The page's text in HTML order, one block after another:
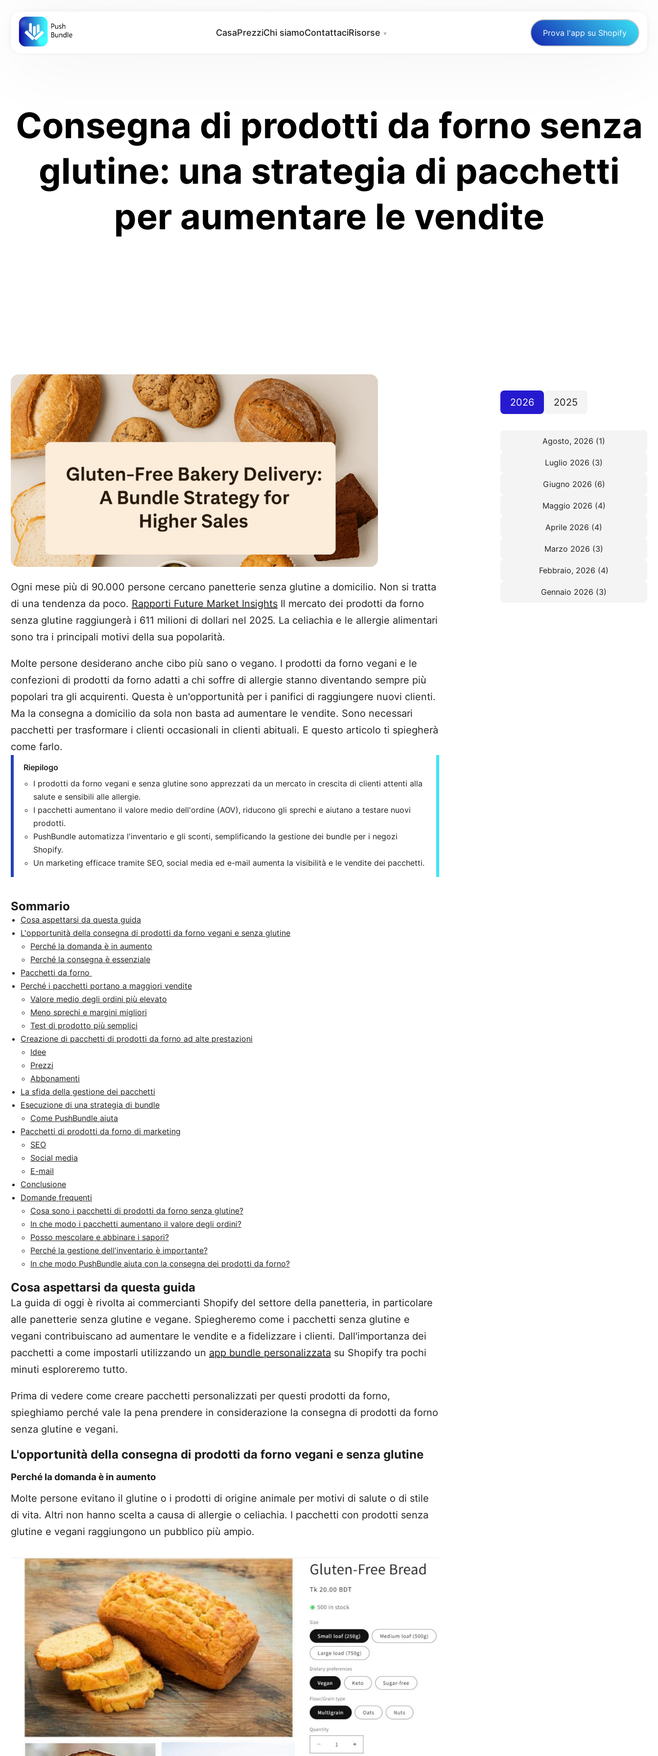
CasaPrezziChi siamoContattaciRisorse Prova l'app su Shopify
Consegna di prodotti da forno senza
glutine: una strategia di pacchetti
per aumentare le vendite
Ogni mese più di 90.000 persone cercano panetterie senza glutine a domicilio. Non si tratta
di una tendenza da poco. Rapporti Future Market Insights Il mercato dei prodotti da forno
senza glutine raggiungerà i 611 milioni di dollari nel 2025. La celiachia e le allergie alimentari
sono tra i principali motivi della sua popolarità.
Molte persone desiderano anche cibo più sano o vegano. I prodotti da forno vegani e le
confezioni di prodotti da forno adatti a chi soffre di allergie stanno diventando sempre più
popolari tra gli acquirenti. Questa è un'opportunità per i panifici di raggiungere nuovi clienti.
Ma la consegna a domicilio da sola non basta ad aumentare le vendite. Sono necessari
pacchetti per trasformare i clienti occasionali in clienti abituali. E questo articolo ti spiegherà
come farlo.
Riepilogo
I prodotti da forno vegani e senza glutine sono apprezzati da un mercato in crescita di clienti attenti alla
salute e sensibili alle allergie.
I pacchetti aumentano il valore medio dell'ordine (AOV), riducono gli sprechi e aiutano a testare nuovi
prodotti.
PushBundle automatizza l'inventario e gli sconti, semplificando la gestione dei bundle per i negozi
Shopify.
Un marketing efficace tramite SEO, social media ed e-mail aumenta la visibilità e le vendite dei pacchetti.
Sommario
Cosa aspettarsi da questa guida
L'opportunità della consegna di prodotti da forno vegani e senza glutine
Perché la domanda è in aumento
Perché la consegna è essenziale
Pacchetti da forno
Perché i pacchetti portano a maggiori vendite
Valore medio degli ordini più elevato
Meno sprechi e margini migliori
Test di prodotto più semplici
Creazione di pacchetti di prodotti da forno ad alte prestazioni
Idee
Prezzi
Abbonamenti
La sfida della gestione dei pacchetti
Esecuzione di una strategia di bundle
Come PushBundle aiuta
Pacchetti di prodotti da forno di marketing
SEO
Social media
E-mail
Conclusione
Domande frequenti
Cosa sono i pacchetti di prodotti da forno senza glutine?
In che modo i pacchetti aumentano il valore degli ordini?
Posso mescolare e abbinare i sapori?
Perché la gestione dell'inventario è importante?
In che modo PushBundle aiuta con la consegna dei prodotti da forno?
Cosa aspettarsi da questa guida
La guida di oggi è rivolta ai commercianti Shopify del settore della panetteria, in particolare
alle panetterie senza glutine e vegane. Spiegheremo come i pacchetti senza glutine e
vegani contribuiscano ad aumentare le vendite e a fidelizzare i clienti. Dall'importanza dei
pacchetti a come impostarli utilizzando un app bundle personalizzata su Shopify tra pochi
minuti esploreremo tutto.
Prima di vedere come creare pacchetti personalizzati per questi prodotti da forno,
spieghiamo perché vale la pena prendere in considerazione la consegna di prodotti da forno
senza glutine e vegani.
L'opportunità della consegna di prodotti da forno vegani e senza glutine
Perché la domanda è in aumento
Molte persone evitano il glutine o i prodotti di origine animale per motivi di salute o di stile
di vita. Altri non hanno scelta a causa di allergie o celiachia. I pacchetti con prodotti senza
glutine e vegani raggiungono un pubblico più ampio.
2026 2025
Agosto, 2026 (1)
Luglio 2026 (3)
Giugno 2026 (6)
Maggio 2026 (4)
Aprile 2026 (4)
Marzo 2026 (3)
Febbraio, 2026 (4)
Gennaio 2026 (3)